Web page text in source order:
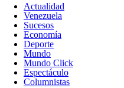
Actualidad
Venezuela
Sucesos
Economía
Deporte
Mundo
Mundo Click
Espectáculo
Columnistas